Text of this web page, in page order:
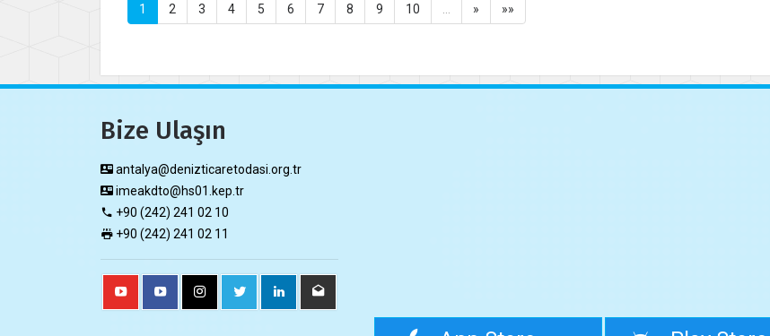
1 2 3 4 5 6 7 8 9 10 » »»
Bize Ulaşın
antalya@denizticaretodasi.org.tr
imeakdto@hs01.kep.tr
+90 (242) 241 02 10
+90 (242) 241 02 11